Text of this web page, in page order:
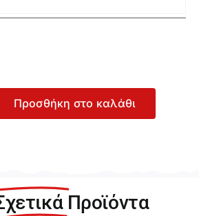
Προσθήκη στο καλάθι
Προϊόντα